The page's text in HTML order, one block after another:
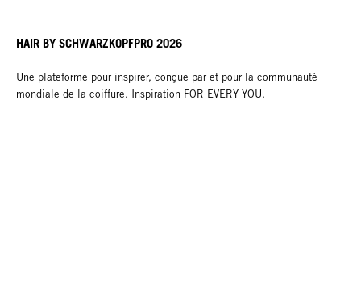
HAIR BY SCHWARZKOPFPRO 2026
Une plateforme pour inspirer, conçue par et pour la communauté
mondiale de la coiffure. Inspiration FOR EVERY YOU.